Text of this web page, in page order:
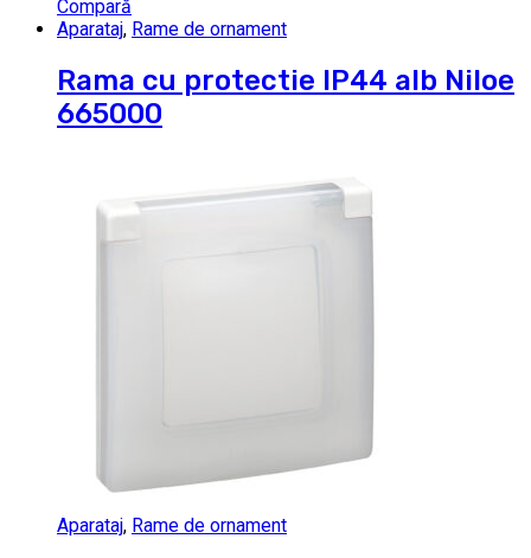
Compară
Aparataj, Rame de ornament
Rama cu protectie IP44 alb Niloe
665000
Aparataj, Rame de ornament